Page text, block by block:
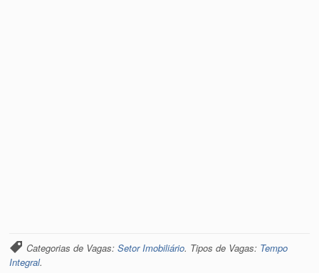
Categorias de Vagas:Setor Imobiliário. Tipos de Vagas: Tempo
Integral.